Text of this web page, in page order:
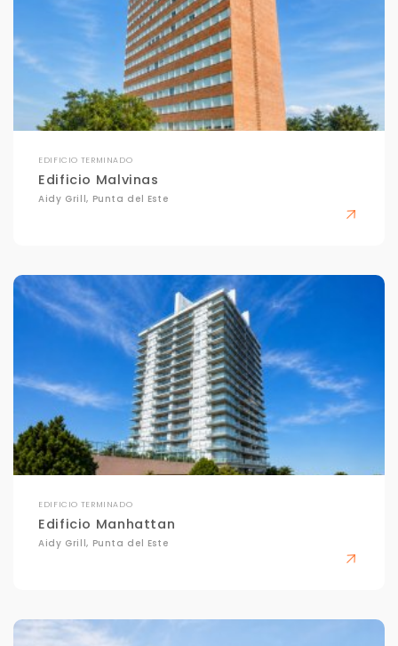
EDIFICIO TERMINADO
Edificio Malvinas
Aidy Grill, Punta del Este
EDIFICIO TERMINADO
Edificio Manhattan
Aidy Grill, Punta del Este